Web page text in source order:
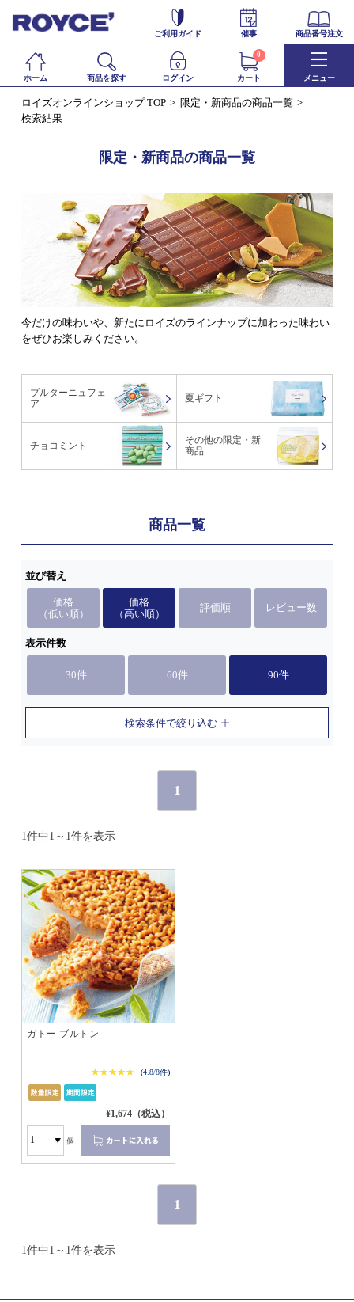
ご利用ガイド 催事 商品番号注文
ホーム 商品を探す ログイン カート
0
メニュー
ロイズオンラインショップ TOP
限定・新商品の商品一覧
検索結果
限定・新商品の商品一覧
今だけの味わいや、新たにロイズのラインナップに加わった味わい
をぜひお楽しみください。
ブルターニュフェ
ア
夏ギフト
チョコミント
その他の限定・新
商品
商品一覧
並び替え
価格
（低い順）
価格
（高い順）
評価順 レビュー数
表示件数
30件 60件 90件
検索条件で絞り込む
1
1件中1～1件を表示
ガトー ブルトン
★★★★★
★★★★★ (4.8/8件)
¥1,674（税込）
個
1
1件中1～1件を表示